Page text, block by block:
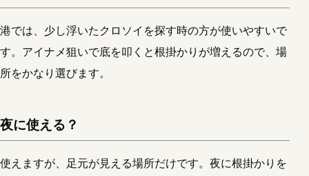
港では、少し浮いたクロソイを探す時の方が使いやすいで
す。アイナメ狙いで底を叩くと根掛かりが増えるので、場
所をかなり選びます。
夜に使える？
使えますが、足元が見える場所だけです。夜に根掛かりを